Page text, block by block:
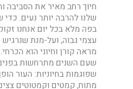
חיוך רחב מאיר את הסביבה
שלנו להרבה יותר נעים. כדי
בפה מלא בכל יום אנחנו
עצמי גבוה, ועל-מנת
מראה קורן וחיוני הוא
שעם השנים מתרחשות
שפוגמות בחיוניות: העור
מתוח, קמטים וקמטוטים